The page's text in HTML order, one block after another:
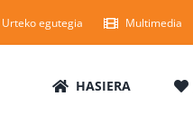
Urteko egutegia Multimedia
HASIERA